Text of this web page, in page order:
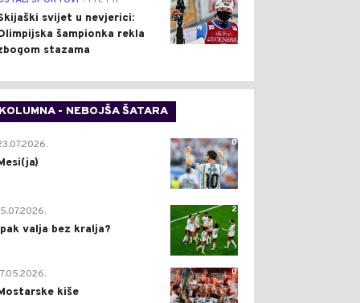
svijet u nevjerici:
šampionka rekla
stazama
KOLUMNA - NEBOJŠA ŠATARA
0
2
valja bez kralja?
0
kiše